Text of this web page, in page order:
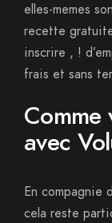
elles-memes
recette
inscrire , !
frais et sans
Comme
avec
En compagnie
cela reste